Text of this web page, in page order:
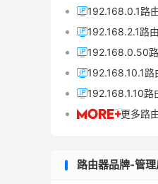
192.168.0.1路
192.168.2.1路
192.168.0.50
192.168.10.1
192.168.1.10
更多路
路由器品牌-管